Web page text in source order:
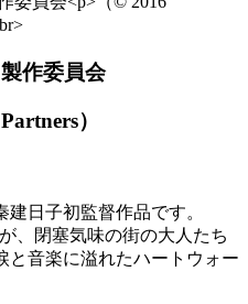
作委員会
）
日子初監督作品です。
、閉塞気味の街の大人たち
と音楽に溢れたハートウォー